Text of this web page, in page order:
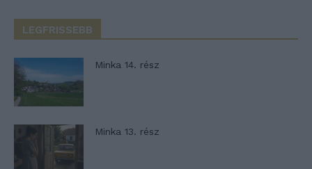
LEGFRISSEBB
Minka 14. rész
Minka 13. rész